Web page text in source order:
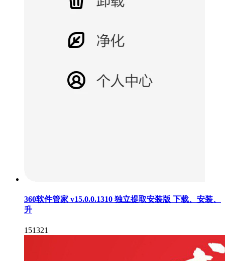
360软件管家 v15.0.0.1310 独立提取安装版 下载、安装、
升
151321